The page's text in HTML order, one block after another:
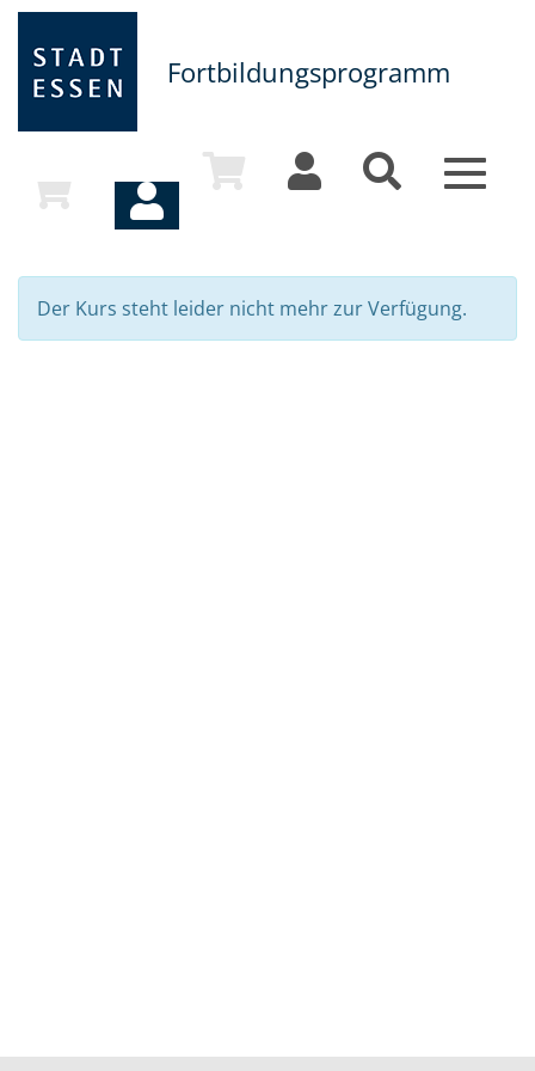
Fortbildungsprogramm
Toggle
Der Kurs steht leider nicht mehr zur Verfügung.